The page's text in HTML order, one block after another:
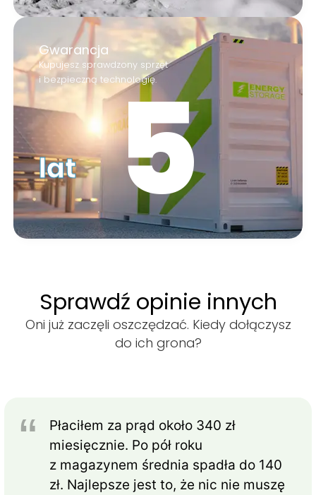
Gwarancja
Kupujesz sprawdzony sprzęt
i bezpieczną technologię.9
lat
Sprawdź opinie innych
Oni już zaczęli oszczędzać. Kiedy dołączysz
do ich grona?
Płaciłem za prąd około 340 zł
miesięcznie. Po pół roku
z magazynem średnia spadła do 140
zł. Najlepsze jest to, że nic nie muszę